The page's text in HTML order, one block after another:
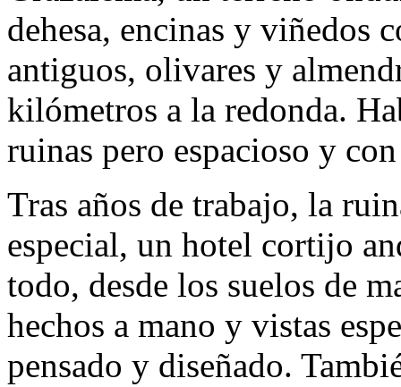
dehesa, encinas y viñedos
antiguos, olivares y
kilómetros a la redonda.
ruinas pero espacioso y
Tras años de trabajo, la
especial, un hotel cortijo
todo, desde los suelos de
hechos a mano y vistas
pensado y diseñado.